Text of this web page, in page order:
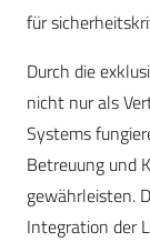
für
Durch die
nicht nur als
Systems
Betreuung und
gewährleisten.
Integration der